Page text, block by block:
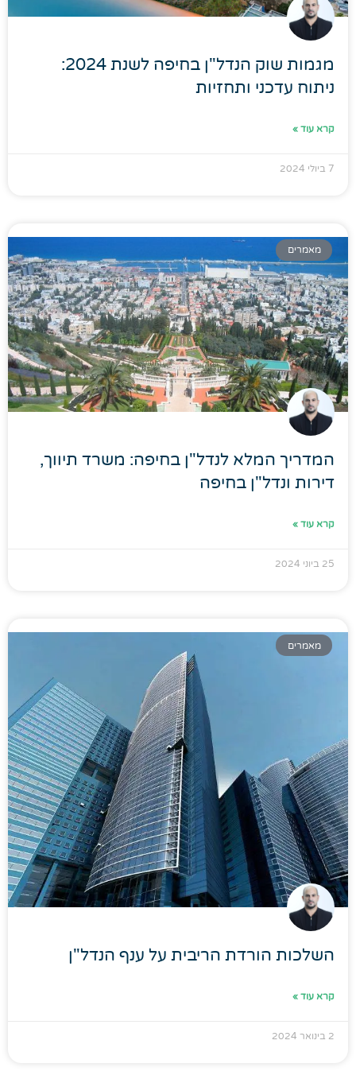
מגמות שוק הנדל"ן בחיפה לשנת 2024:
ניתוח עדכני ותחזיות
קרא עוד »
7 ביולי 2024
מאמרים
המדריך המלא לנדל"ן בחיפה: משרד תיווך,
דירות ונדל"ן בחיפה
קרא עוד »
25 ביוני 2024
מאמרים
השלכות הורדת הריבית על ענף הנדל"ן​
קרא עוד »
2 בינואר 2024